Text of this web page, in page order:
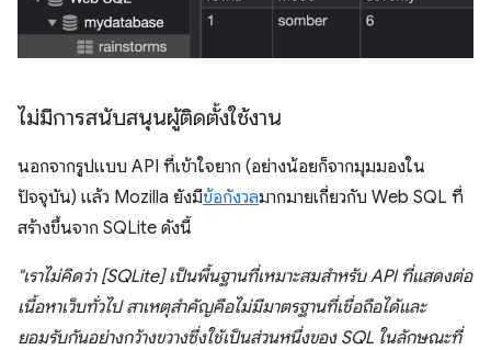
ไม่มีการสนับสนุนผู้ติดตั้งใช้งาน
นอกจากรูปแบบ API ที่เข้าใจยาก (อย่างน้อยก็จากมุมมองใน
ปัจจุบัน) แล้ว Mozilla ยังมีข้อกังวลมากมายเกี่ยวกับ Web SQL ที่
สร้างขึ้นจาก SQLite ดังนี้
"เราไม่คิดว่า [SQLite] เป็นพื้นฐานที่เหมาะสมสําหรับ API ที่แสดงต่อ
เนื้อหาเว็บทั่วไป สาเหตุสำคัญคือไม่มีมาตรฐานที่เชื่อถือได้และ
ยอมรับกันอย่างกว้างขวางซึ่งใช้เป็นส่วนหนึ่งของ SQL ในลักษณะที่